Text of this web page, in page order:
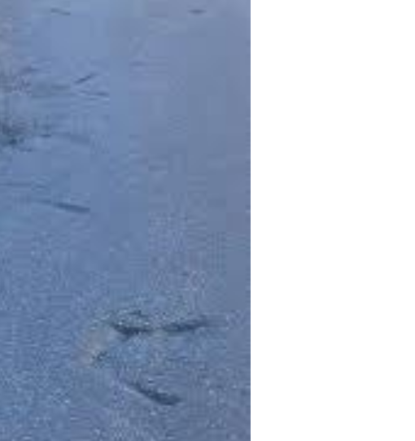
la zona del Montgó
Montgó, que es queixen pel mal
que presenten deficiències,
i bicicletes.
diferents.